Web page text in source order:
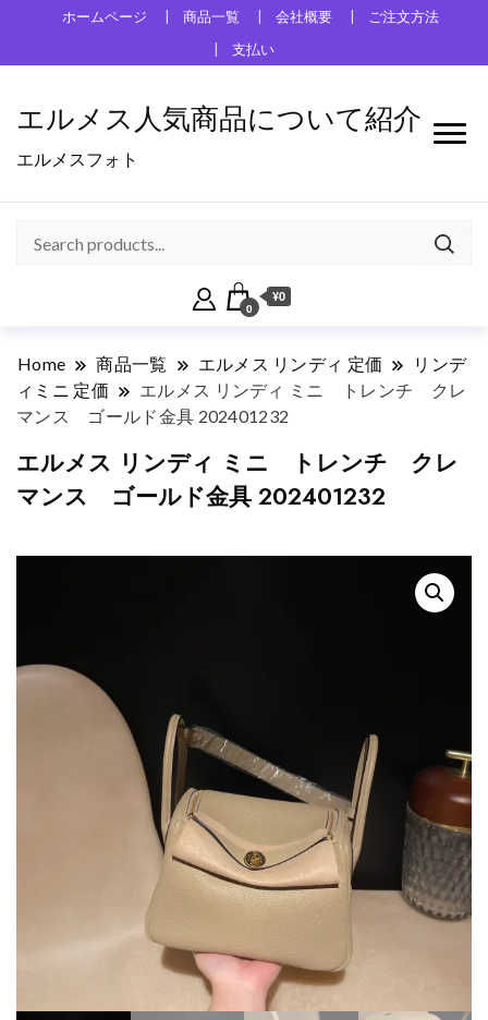
ホームページ 商品一覧 会社概要
ご注文方法
支払い
エルメス人気商品について紹介
エルメスフォト
0
¥0
Home 商品一覧 エルメス リンディ 定価
リンデ
ィミニ 定価
エルメス リンディ ミニ トレンチ クレ
マンス ゴールド金具 202401232
エルメス リンディ ミニ トレンチ クレ
マンス ゴールド金具 202401232